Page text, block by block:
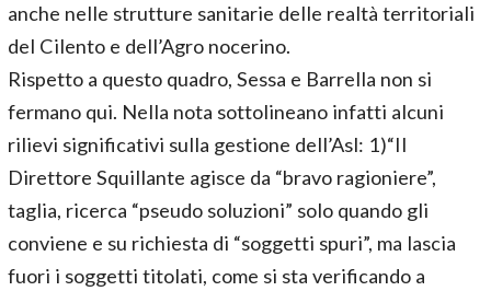
anche nelle strutture sanitarie delle realtà territoriali
del Cilento e dell’Agro nocerino.
Rispetto a questo quadro, Sessa e Barrella non si
fermano qui. Nella nota sottolineano infatti alcuni
rilievi significativi sulla gestione dell’Asl: 1)“Il
Direttore Squillante agisce da “bravo ragioniere”,
taglia, ricerca “pseudo soluzioni” solo quando gli
conviene e su richiesta di “soggetti spuri”, ma lascia
fuori i soggetti titolati, come si sta verificando a